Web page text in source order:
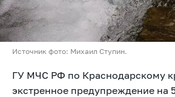
Источник фото: Михаил Ступин.
ГУ МЧС РФ по Краснодарскому
экстренное предупреждение на